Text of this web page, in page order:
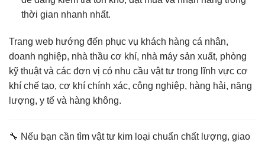
thời gian nhanh nhất.
Trang web hướng đến phục vụ khách hàng cá nhân,
doanh nghiệp, nhà thầu cơ khí, nhà máy sản xuất, phòng
kỹ thuật và các đơn vị có nhu cầu vật tư trong lĩnh vực cơ
khí chế tạo, cơ khí chính xác, công nghiệp, hàng hải, năng
lượng, y tế và hàng không.
🔧 Nếu bạn cần tìm vật tư kim loại chuẩn chất lượng, giao